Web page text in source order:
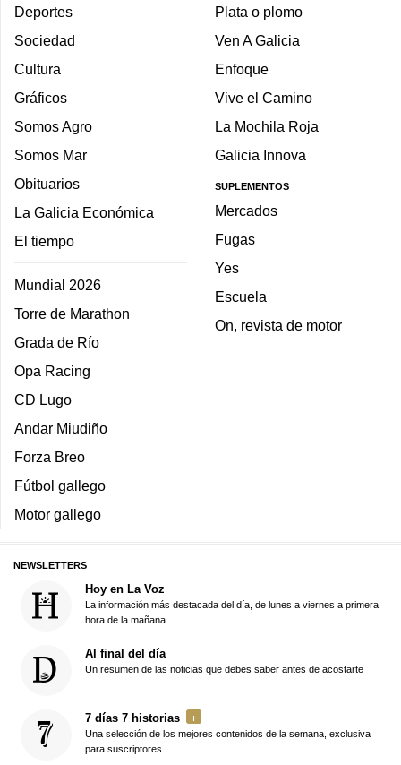
Deportes
Sociedad
Cultura
Gráficos
Somos Agro
Somos Mar
Obituarios
La Galicia Económica
El tiempo
Mundial 2026
Torre de Marathon
Grada de Río
Opa Racing
CD Lugo
Andar Miudiño
Forza Breo
Fútbol gallego
Motor gallego
Plata o plomo
Ven A Galicia
Enfoque
Vive el Camino
La Mochila Roja
Galicia Innova
SUPLEMENTOS
Mercados
Fugas
Yes
Escuela
On, revista de motor
NEWSLETTERS
Hoy en La Voz
La información más destacada del día, de lunes a viernes a primera
hora de la mañana
Al final del día
Un resumen de las noticias que debes saber antes de acostarte
7 días 7 historias
Una selección de los mejores contenidos de la semana, exclusiva
para suscriptores